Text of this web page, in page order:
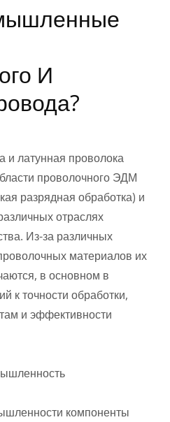
И
латунная проволока
проволочного ЭДМ
разрядная обработка) и
отраслях
Из-за различных
материалов их
в основном в
к точности обработки,
и эффективности
компоненты